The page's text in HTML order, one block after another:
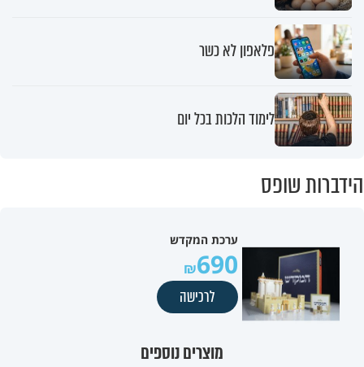
פלאפון לא כשר
לימוד הלכות בכל יום
הידברות שופס
ערכת המקדש
690
לרכישה
מוצרים נוספים